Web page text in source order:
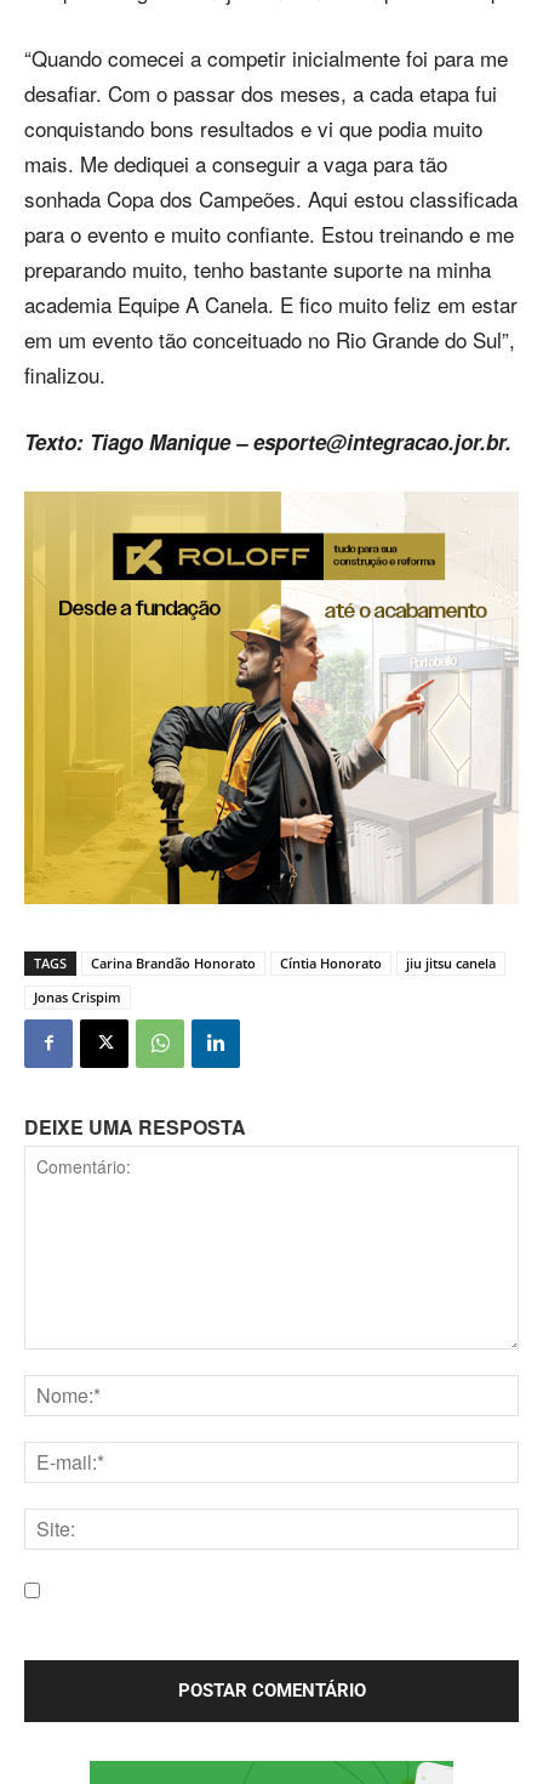
“Quando comecei a competir inicialmente foi para me
desafiar. Com o passar dos meses, a cada etapa fui
conquistando bons resultados e vi que podia muito
mais. Me dediquei a conseguir a vaga para tão
sonhada Copa dos Campeões. Aqui estou classificada
para o evento e muito confiante. Estou treinando e me
preparando muito, tenho bastante suporte na minha
academia Equipe A Canela. E fico muito feliz em estar
em um evento tão conceituado no Rio Grande do Sul”,
finalizou.
Texto: Tiago Manique –esporte@integracao.jor.br.
TAGS Carina Brandão Honorato Cíntia Honorato
jiu jitsu canela
Jonas Crispim
DEIXE UMA RESPOSTA
mail:*